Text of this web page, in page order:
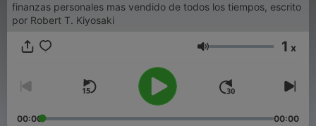
finanzas personales mas vendido de todos los tiempos, escrito
por Robert T. Kiyosaki
Volume 1 x
00:00 00:00